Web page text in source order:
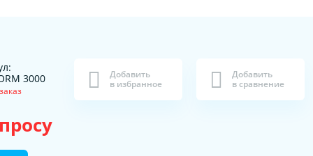
3000
Добавить
в избранное
Добавить
в сравнение